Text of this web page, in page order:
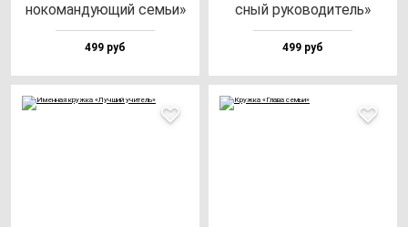
но­ко­ман­ду­ющий семьи»
499 руб
сный ру­ко­во­ди­тель»
499 руб